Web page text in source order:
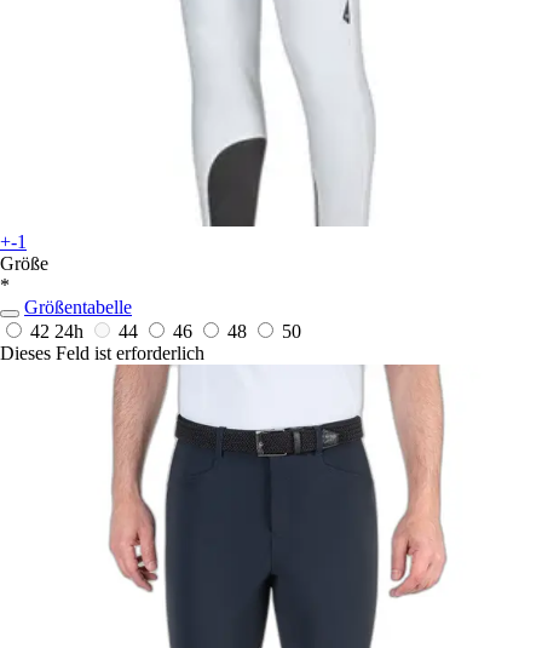
+-1
Größe
*
Größentabelle
42 24h 44 46 48
50
Dieses Feld ist erforderlich